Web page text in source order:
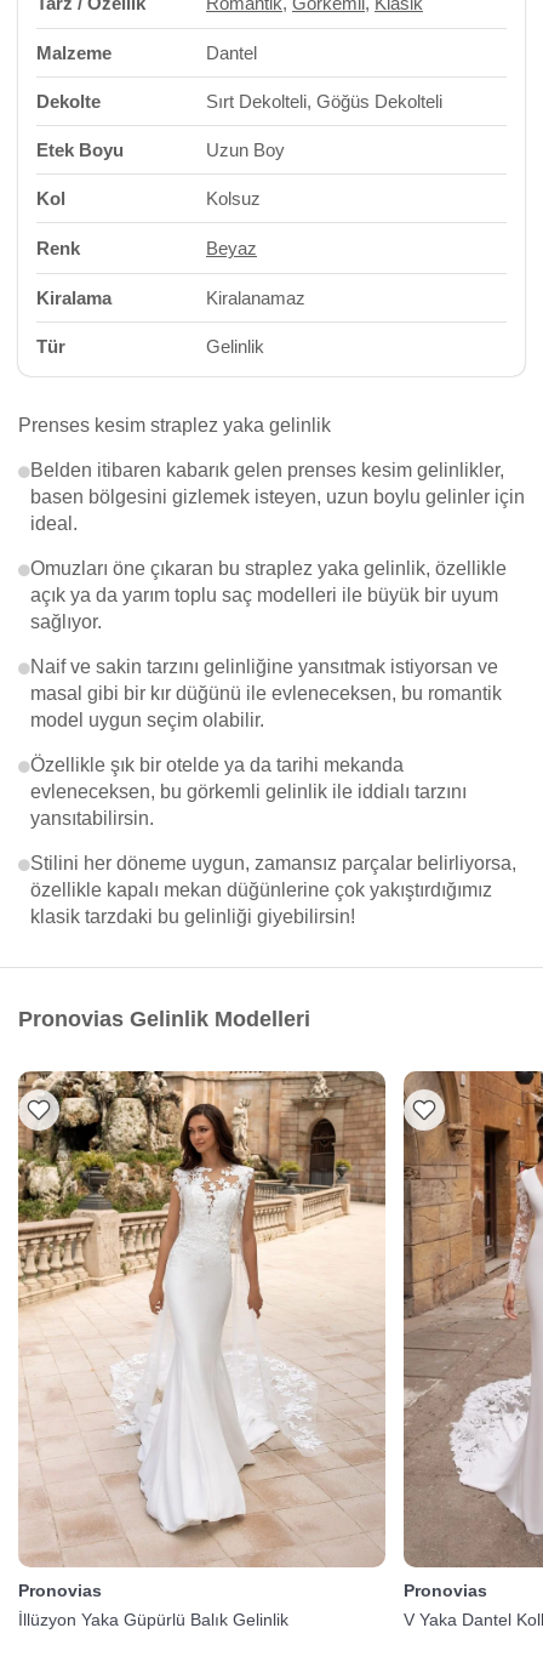
Malzeme Dantel
Dekolte Sırt Dekolteli, Göğüs Dekolteli
Etek Boyu Uzun Boy
Kol Kolsuz
Renk Beyaz
Kiralama Kiralanamaz
Tür Gelinlik
Prenses kesim straplez yaka gelinlik
Belden itibaren kabarık gelen prenses kesim gelinlikler,
basen bölgesini gizlemek isteyen, uzun boylu gelinler için
ideal.
Omuzları öne çıkaran bu straplez yaka gelinlik, özellikle
açık ya da yarım toplu saç modelleri ile büyük bir uyum
sağlıyor.
Naif ve sakin tarzını gelinliğine yansıtmak istiyorsan ve
masal gibi bir kır düğünü ile evleneceksen, bu romantik
model uygun seçim olabilir.
Özellikle şık bir otelde ya da tarihi mekanda
evleneceksen, bu görkemli gelinlik ile iddialı tarzını
yansıtabilirsin.
Stilini her döneme uygun, zamansız parçalar belirliyorsa,
özellikle kapalı mekan düğünlerine çok yakıştırdığımız
klasik tarzdaki bu gelinliği giyebilirsin!
Pronovias Gelinlik Modelleri
Pronovias
İllüzyon Yaka Güpürlü Balık Gelinlik
Pronovias
V Yaka Dantel